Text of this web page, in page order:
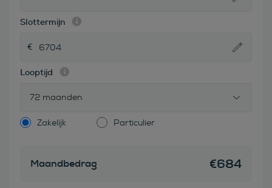
Slottermijn
Looptijd
72 maanden
Zakelijk Particulier
Maandbedrag €684